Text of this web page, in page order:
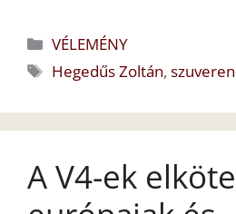
Kategória
VÉLEMÉNY
Címkék
Hegedűs Zoltán,
A V4-ek